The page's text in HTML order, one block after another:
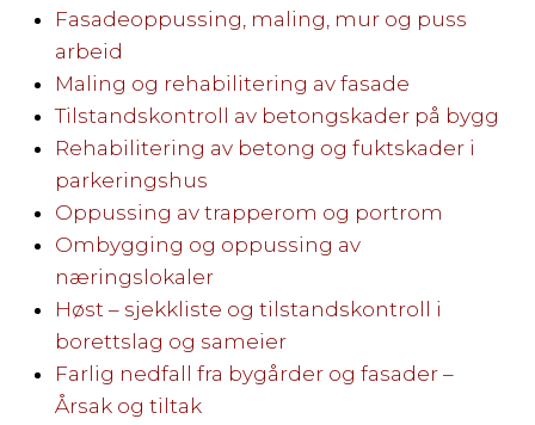
Fasadeoppussing, maling, mur og puss
arbeid
Maling og rehabilitering av fasade
Tilstandskontroll av betongskader på bygg
Rehabilitering av betong og fuktskader i
parkeringshus
Oppussing av trapperom og portrom
Ombygging og oppussing av
næringslokaler
Høst – sjekkliste og tilstandskontroll i
borettslag og sameier
Farlig nedfall fra bygårder og fasader –
Årsak og tiltak